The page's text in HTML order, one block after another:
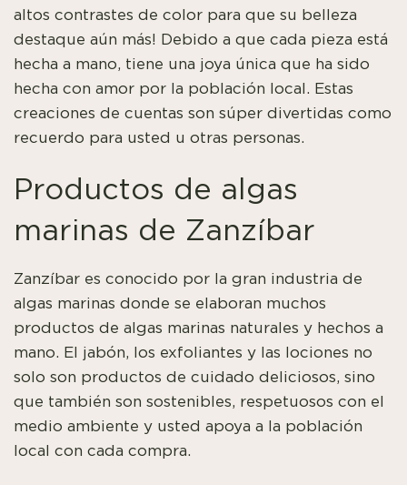
altos contrastes de color para que su belleza
destaque aún más! Debido a que cada pieza está
hecha a mano, tiene una joya única que ha sido
hecha con amor por la población local. Estas
creaciones de cuentas son súper divertidas como
recuerdo para usted u otras personas.
Productos de algas
marinas de Zanzíbar
Zanzíbar es conocido por la gran industria de
algas marinas donde se elaboran muchos
productos de algas marinas naturales y hechos a
mano. El jabón, los exfoliantes y las lociones no
solo son productos de cuidado deliciosos, sino
que también son sostenibles, respetuosos con el
medio ambiente y usted apoya a la población
local con cada compra.